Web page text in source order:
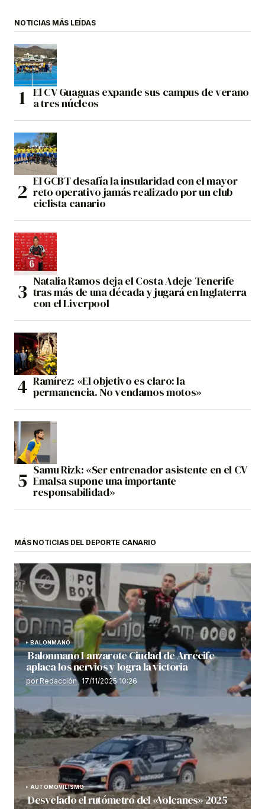
NOTICIAS MÁS LEÍDAS
El CV Guaguas expande sus campus de verano
a tres núcleos
El GCBT desafía la insularidad con el mayor
reto operativo jamás realizado por un club
ciclista canario
Natalia Ramos deja el Costa Adeje Tenerife
tras más de una década y jugará en Inglaterra
con el Liverpool
Ramírez: «El objetivo es claro: la
permanencia. No vendamos motos»
Samu Rizk: «Ser entrenador asistente en el CV
Emalsa supone una importante
responsabilidad»
MÁS NOTICIAS DEL DEPORTE CANARIO
BALONMANO
Balonmano Lanzarote Ciudad de Arrecife
aplaca los nervios y logra la victoria
por Redacción 17/11/2025 10:26
AUTOMOVILISMO
Desvelado el rutómetro del «Volcanes» 2025